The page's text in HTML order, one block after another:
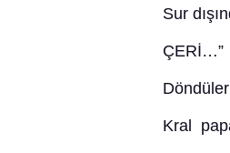
Sur
ÇERİ…”
Kral